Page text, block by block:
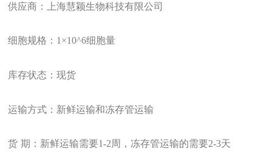
供应商：上海慧颖生物科技有限公司
细胞规格： 1×10^6细胞量
库存状态：现货
运输方式：新鲜运输和冻存管运输
货 期：新鲜运输需要1-2周，冻存管运输的需要2-3天